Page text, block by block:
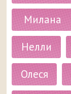
Милана
Нелли
Олеся